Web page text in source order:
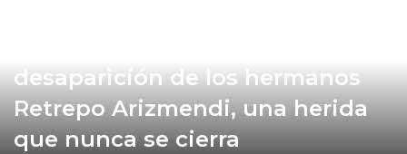
desaparición de los hermanos
Retrepo Arizmendi, una herida
que nunca se cierra